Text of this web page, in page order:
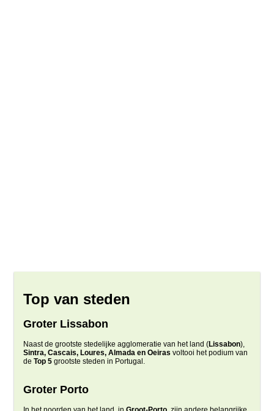
Top van steden
Groter Lissabon
Naast de grootste stedelijke agglomeratie van het land (Lissabon),
Sintra, Cascais, Loures, Almada en Oeiras voltooi het podium van
de Top 5 grootste steden in Portugal.
Groter Porto